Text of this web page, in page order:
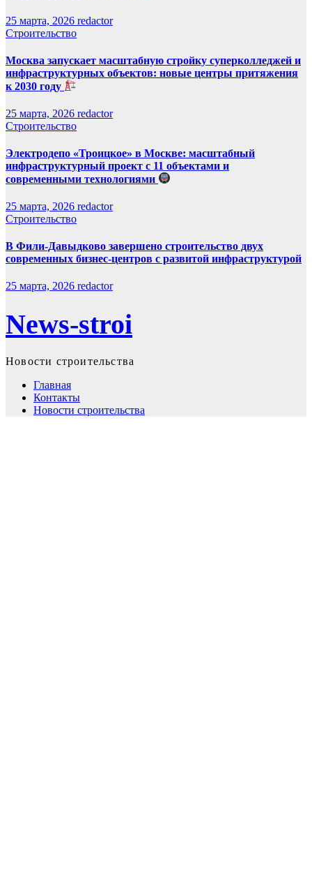
25 марта, 2026 redactor
Строительство
Москва запускает масштабную стройку суперколледжей и
инфраструктурных объектов: новые центры притяжения
к 2030 году
25 марта, 2026 redactor
Строительство
Электродепо «Троицкое» в Москве: масштабный
инфраструктурный проект с 11 объектами и
современными технологиями
25 марта, 2026 redactor
Строительство
В Фили-Давыдково завершено строительство двух
современных бизнес-центров с развитой инфраструктурой
25 марта, 2026 redactor
News-stroi
Новости строительства
Главная
Контакты
Новости строительства